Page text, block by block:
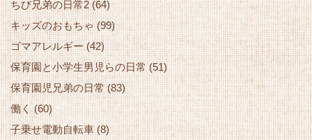
ちび兄弟の日常2 (64)
キッズのおもちゃ (99)
ゴマアレルギー (42)
保育園と小学生男児らの日常 (51)
保育園児兄弟の日常(83)
働く(60)
子乗せ電動自転車 (8)